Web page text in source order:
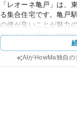
「レオーネ亀戸」は、
る集合住宅です。亀戸
の便が良いことが魅力
者にとって非常に利便
は現代的で洒落たデザ
リッシュな印象を与え
AIがHowMa独自の